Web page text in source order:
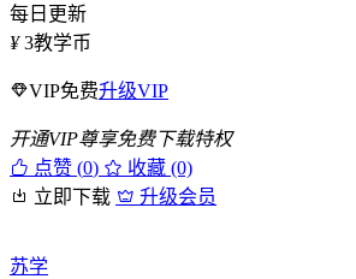
每日更新
¥ 3教学币
VIP免费升级VIP
开通VIP尊享免费下载特权
点赞 (0)
收藏 (0)
立即下载
升级会员
苏学